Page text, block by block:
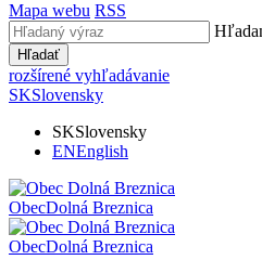
Mapa webu RSS
Hľadať
rozšírené vyhľadávanie
SKSlovensky
SKSlovensky
ENEnglish
ObecDolná Breznica
ObecDolná Breznica